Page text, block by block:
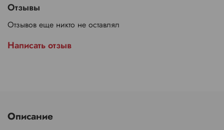
Отзывы
Отзывов еще никто не оставлял
Написать отзыв
Описание